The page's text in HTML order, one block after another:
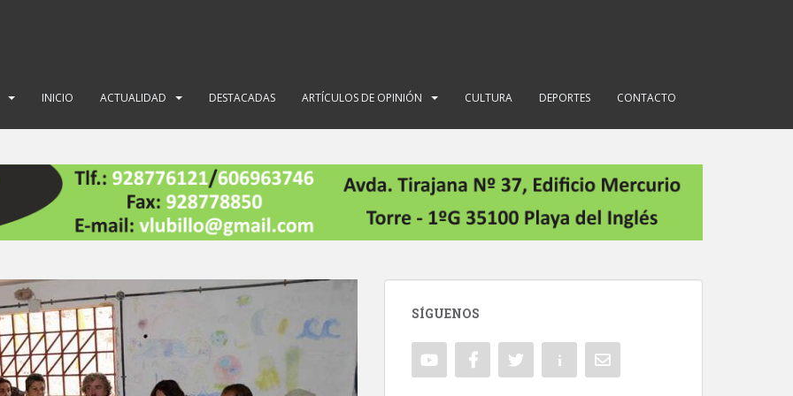
INICIO ACTUALIDAD DESTACADAS ARTÍCULOS DE OPINIÓN CULTURA DEPORTES CONTACTO
SÍGUENOS